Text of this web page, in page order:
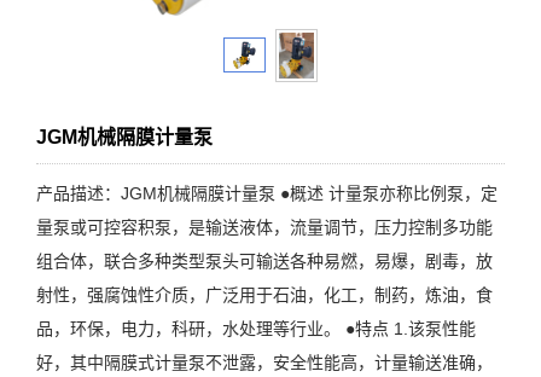
JGM机械隔膜计量泵
产品描述：JGM机械隔膜计量泵 ●概述 计量泵亦称比例泵，定
量泵或可控容积泵，是输送液体，流量调节，压力控制多功能
组合体，联合多种类型泵头可输送各种易燃，易爆，剧毒，放
射性，强腐蚀性介质，广泛用于石油，化工，制药，炼油，食
品，环保，电力，科研，水处理等行业。 ●特点 1.该泵性能
好，其中隔膜式计量泵不泄露，安全性能高，计量输送准确，